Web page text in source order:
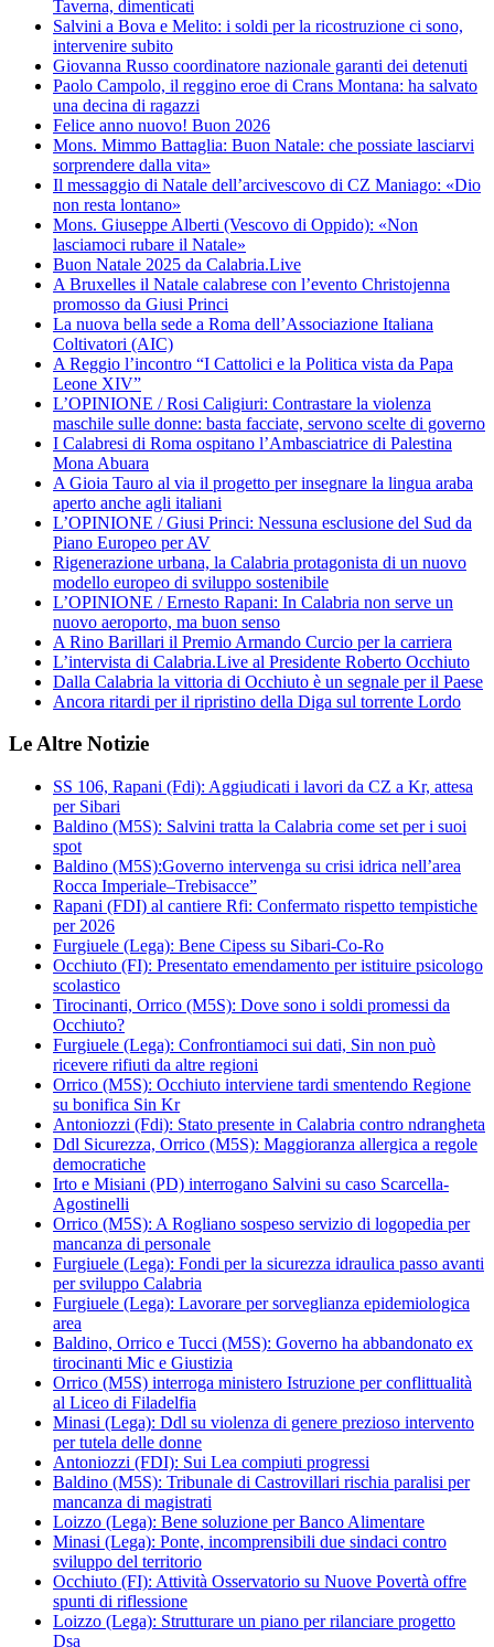
Taverna, dimenticati
Salvini a Bova e Melito: i soldi per la ricostruzione ci sono,
intervenire subito
Giovanna Russo coordinatore nazionale garanti dei detenuti
Paolo Campolo, il reggino eroe di Crans Montana: ha salvato
una decina di ragazzi
Felice anno nuovo! Buon 2026
Mons. Mimmo Battaglia: Buon Natale: che possiate lasciarvi
sorprendere dalla vita»
Il messaggio di Natale dell’arcivescovo di CZ Maniago: «Dio
non resta lontano»
Mons. Giuseppe Alberti (Vescovo di Oppido): «Non
lasciamoci rubare il Natale»
Buon Natale 2025 da Calabria.Live
A Bruxelles il Natale calabrese con l’evento Christojenna
promosso da Giusi Princi
La nuova bella sede a Roma dell’Associazione Italiana
Coltivatori (AIC)
A Reggio l’incontro “I Cattolici e la Politica vista da Papa
Leone XIV”
L’OPINIONE / Rosi Caligiuri: Contrastare la violenza
maschile sulle donne: basta facciate, servono scelte di governo
I Calabresi di Roma ospitano l’Ambasciatrice di Palestina
Mona Abuara
A Gioia Tauro al via il progetto per insegnare la lingua araba
aperto anche agli italiani
L’OPINIONE / Giusi Princi: Nessuna esclusione del Sud da
Piano Europeo per AV
Rigenerazione urbana, la Calabria protagonista di un nuovo
modello europeo di sviluppo sostenibile
L’OPINIONE / Ernesto Rapani: In Calabria non serve un
nuovo aeroporto, ma buon senso
A Rino Barillari il Premio Armando Curcio per la carriera
L’intervista di Calabria.Live al Presidente Roberto Occhiuto
Dalla Calabria la vittoria di Occhiuto è un segnale per il Paese
Ancora ritardi per il ripristino della Diga sul torrente Lordo
Le Altre Notizie
SS 106, Rapani (Fdi): Aggiudicati i lavori da CZ a Kr, attesa
per Sibari
Baldino (M5S): Salvini tratta la Calabria come set per i suoi
spot
Baldino (M5S):Governo intervenga su crisi idrica nell’area
Rocca Imperiale–Trebisacce”
Rapani (FDI) al cantiere Rfi: Confermato rispetto tempistiche
per 2026
Furgiuele (Lega): Bene Cipess su Sibari-Co-Ro
Occhiuto (FI): Presentato emendamento per istituire psicologo
scolastico
Tirocinanti, Orrico (M5S): Dove sono i soldi promessi da
Occhiuto?
Furgiuele (Lega): Confrontiamoci sui dati, Sin non può
ricevere rifiuti da altre regioni
Orrico (M5S): Occhiuto interviene tardi smentendo Regione
su bonifica Sin Kr
Antoniozzi (Fdi): Stato presente in Calabria contro ndrangheta
Ddl Sicurezza, Orrico (M5S): Maggioranza allergica a regole
democratiche
Irto e Misiani (PD) interrogano Salvini su caso Scarcella-
Agostinelli
Orrico (M5S): A Rogliano sospeso servizio di logopedia per
mancanza di personale
Furgiuele (Lega): Fondi per la sicurezza idraulica passo avanti
per sviluppo Calabria
Furgiuele (Lega): Lavorare per sorveglianza epidemiologica
area
Baldino, Orrico e Tucci (M5S): Governo ha abbandonato ex
tirocinanti Mic e Giustizia
Orrico (M5S) interroga ministero Istruzione per conflittualità
al Liceo di Filadelfia
Minasi (Lega): Ddl su violenza di genere prezioso intervento
per tutela delle donne
Antoniozzi (FDI): Sui Lea compiuti progressi
Baldino (M5S): Tribunale di Castrovillari rischia paralisi per
mancanza di magistrati
Loizzo (Lega): Bene soluzione per Banco Alimentare
Minasi (Lega): Ponte, incomprensibili due sindaci contro
sviluppo del territorio
Occhiuto (FI): Attività Osservatorio su Nuove Povertà offre
spunti di riflessione
Loizzo (Lega): Strutturare un piano per rilanciare progetto
Dsa